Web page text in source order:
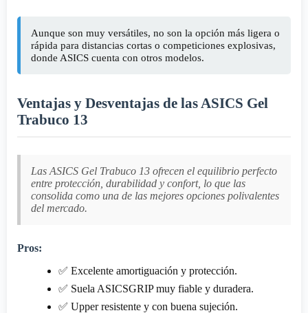
Aunque son muy versátiles, no son la opción más ligera o
rápida para distancias cortas o competiciones explosivas,
donde ASICS cuenta con otros modelos.
Ventajas y Desventajas de las ASICS Gel
Trabuco 13
Las ASICS Gel Trabuco 13 ofrecen el equilibrio perfecto
entre protección, durabilidad y confort, lo que las
consolida como una de las mejores opciones polivalentes
del mercado.
Pros:
✅ Excelente amortiguación y protección.
✅ Suela ASICSGRIP muy fiable y duradera.
✅ Upper resistente y con buena sujeción.